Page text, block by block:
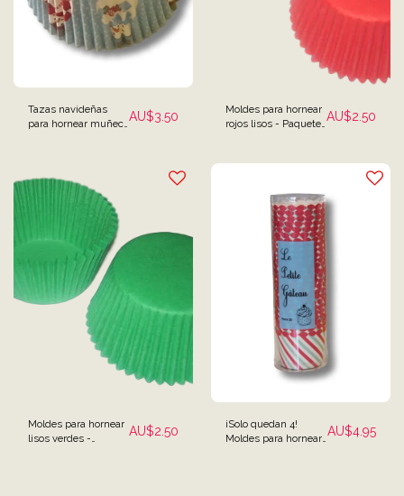
Tazas navideñas
para hornear muñeco AU$3.50
Moldes para hornear
rojos lisos - Paquete AU$2.50
Moldes para hornear
lisos verdes -
AU$2.50
¡Solo quedan 4!
Moldes para hornear AU$4.95